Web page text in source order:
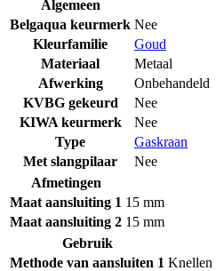
Algemeen
Belgaqua keurmerk Nee
Kleurfamilie
Goud
Materiaal
Metaal
Afwerking
Onbehandeld
KVBG gekeurd
Nee
KIWA keurmerk
Nee
Type
Gaskraan
Met slangpilaar
Nee
Afmetingen
Maat aansluiting 1 15 mm
Maat aansluiting 2 15 mm
Gebruik
Methode van aansluiten 1 Knellen